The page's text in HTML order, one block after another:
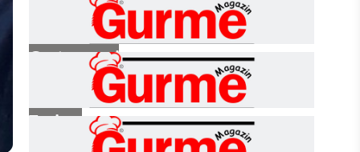
Gastronomi
Turizm